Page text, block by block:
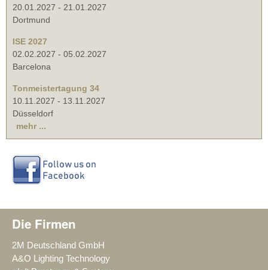
20.01.2027 - 21.01.2027
Dortmund
ISE 2027
02.02.2027 - 05.02.2027
Barcelona
Tonmeistertagung 34
10.11.2027 - 13.11.2027
Düsseldorf
mehr ...
Die Firmen
2M Deutschland GmbH
A&O Lighting Technology